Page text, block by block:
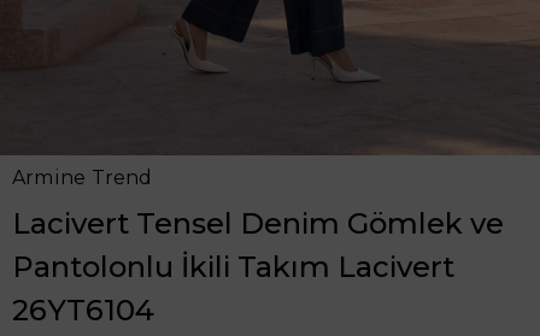
Armine Trend
Lacivert Tensel Denim Gömlek ve
Pantolonlu İkili Takım Lacivert
26YT6104